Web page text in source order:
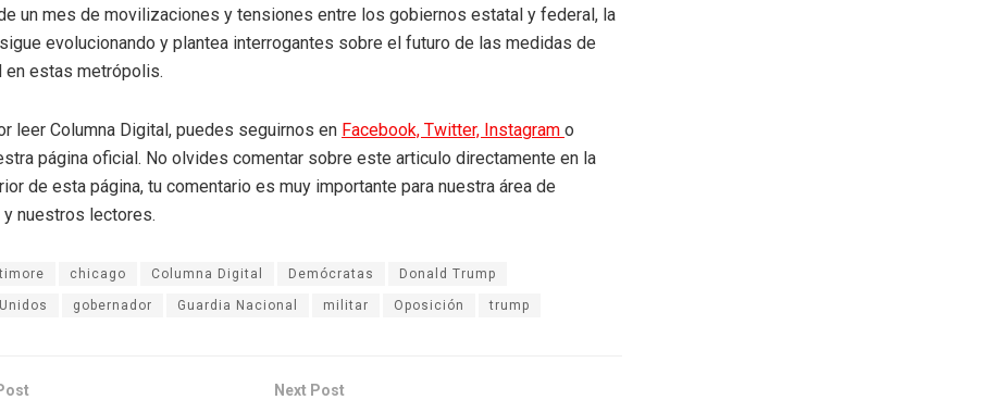
un mes de movilizaciones y tensiones entre los gobiernos estatal y federal, la
evolucionando y plantea interrogantes sobre el futuro de las medidas de
en estas metrópolis.
leer Columna Digital, puedes seguirnos en Facebook, Twitter, Instagram o
página oficial. No olvides comentar sobre este articulo directamente en la
de esta página, tu comentario es muy importante para nuestra área de
y nuestros lectores.
chicago Columna Digital Demócratas Donald Trump
gobernador Guardia Nacional militar Oposición trump
Next Post